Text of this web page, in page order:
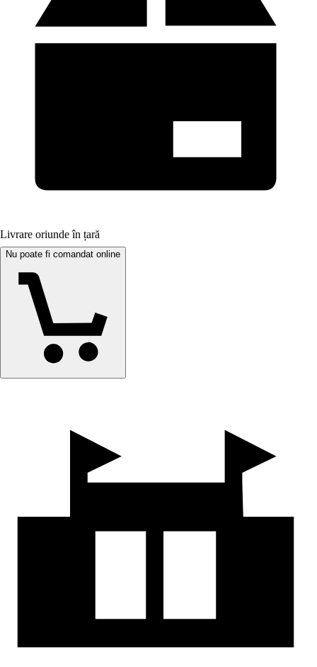
Livrare oriunde în țară
Nu poate fi comandat online